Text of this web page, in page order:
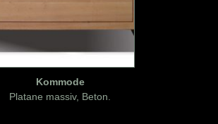
Kommode
Platane massiv, Beton.